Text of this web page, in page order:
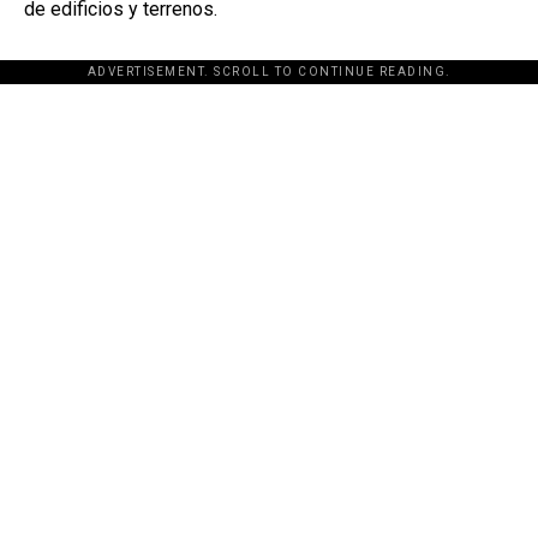
de edificios y terrenos.
ADVERTISEMENT. SCROLL TO CONTINUE READING.